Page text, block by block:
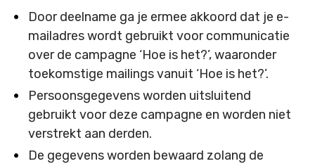
Door deelname ga je ermee akkoord dat je e-
mailadres wordt gebruikt voor communicatie
over de campagne ‘Hoe is het?’, waaronder
toekomstige mailings vanuit ‘Hoe is het?’.
Persoonsgegevens worden uitsluitend
gebruikt voor deze campagne en worden niet
verstrekt aan derden.
De gegevens worden bewaard zolang de